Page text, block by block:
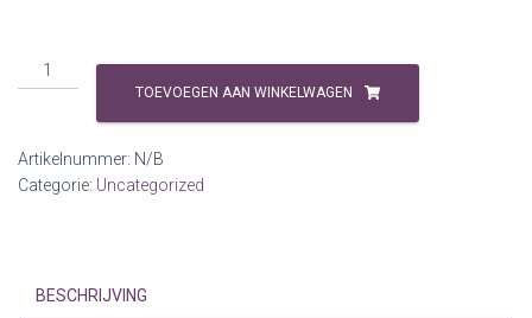
Psylliumzaad
Vlozaad
HorseAdds
3
kg
TOEVOEGEN AAN WINKELWAGEN
Artikelnummer: N/B
Categorie: Uncategorized
BESCHRIJVING